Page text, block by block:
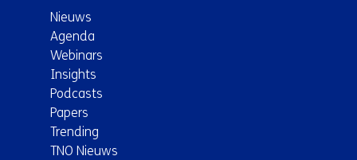
Nieuws
Agenda
Webinars
Insights
Podcasts
Papers
Trending
TNO Nieuws